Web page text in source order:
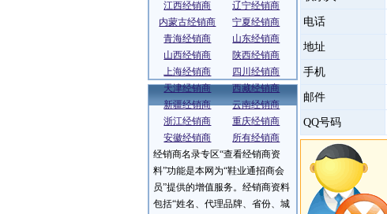
江西经销商
辽宁经销商
内蒙古经销商
宁夏经销商
青海经销商
山东经销商
山西经销商
陕西经销商
上海经销商
四川经销商
天津经销商
西藏经销商
新疆经销商
云南经销商
浙江经销商
重庆经销商
安徽经销商
所有经销商
服务介绍
经销商名录专区“查看经销商资
料”功能是本网为“鞋业通招商会
员”提供的增值服务。经销商资料
包括“姓名、代理品牌、省份、城
电话
地址
手机
邮件
QQ号码